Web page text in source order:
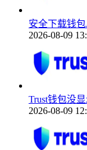
安全下载钱
2026-08-09
Trust钱包没
2026-08-09